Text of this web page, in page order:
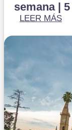
semana |
LEER MÁS